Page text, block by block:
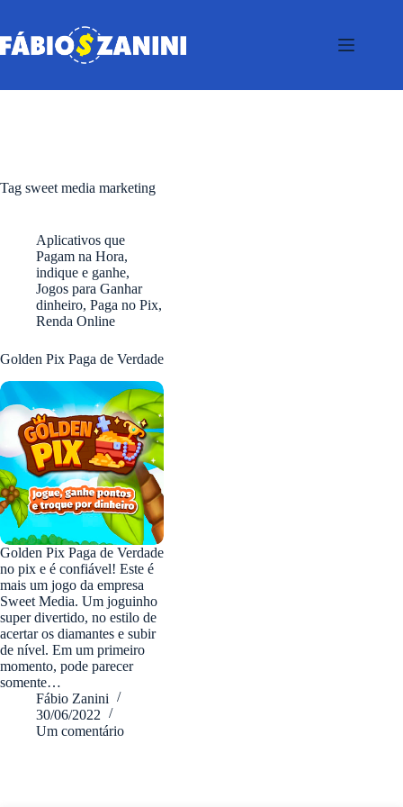
o
conteúdo
Tag sweet media marketing
Aplicativos que
Pagam na Hora,
indique e ganhe,
Jogos para Ganhar
dinheiro, Paga no Pix,
Renda Online
Golden Pix Paga de Verdade
Golden Pix Paga de Verdade
no pix e é confiável! Este é
mais um jogo da empresa
Sweet Media. Um joguinho
super divertido, no estilo de
acertar os diamantes e subir
de nível. Em um primeiro
momento, pode parecer
somente…
Fábio Zanini
30/06/2022
Um comentário